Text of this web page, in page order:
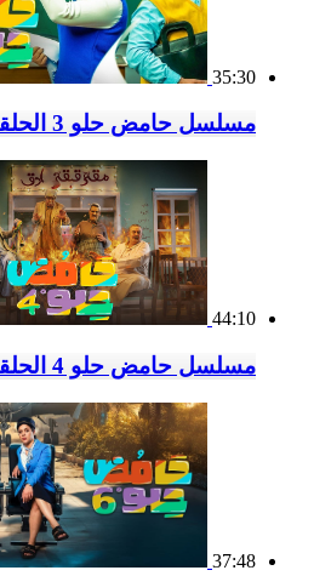
35:30
مسلسل حامض حلو 3 الحلقة 25 الخامسة والعشرون
44:10
مسلسل حامض حلو 4 الحلقة 25 الخامسة والعشرون
37:48